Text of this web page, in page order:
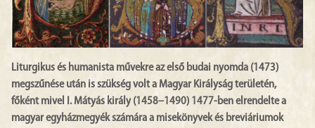
Liturgikus és humanista művekre az első budai nyomda (1473)
megszűnése után is szükség volt a Magyar Királyság területén,
főként mivel I. Mátyás király (1458–1490) 1477-ben elrendelte a
magyar egyházmegyék számára a misekönyvek és breviáriumok